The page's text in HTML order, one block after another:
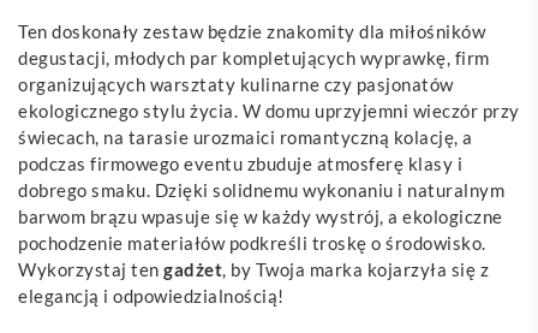
Ten doskonały zestaw będzie znakomity dla miłośników
degustacji, młodych par kompletujących wyprawkę, firm
organizujących warsztaty kulinarne czy pasjonatów
ekologicznego stylu życia. W domu uprzyjemni wieczór przy
świecach, na tarasie urozmaici romantyczną kolację, a
podczas firmowego eventu zbuduje atmosferę klasy i
dobrego smaku. Dzięki solidnemu wykonaniu i naturalnym
barwom brązu wpasuje się w każdy wystrój, a ekologiczne
pochodzenie materiałów podkreśli troskę o środowisko.
Wykorzystaj ten gadżet, by Twoja marka kojarzyła się z
elegancją i odpowiedzialnością!